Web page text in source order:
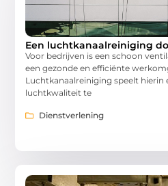
Een luchtkanaalreiniging
Voor bedrijven is een schoon
een gezonde en efficiënte
Luchtkanaalreiniging speelt hierin
luchtkwaliteit te
Dienstverlening